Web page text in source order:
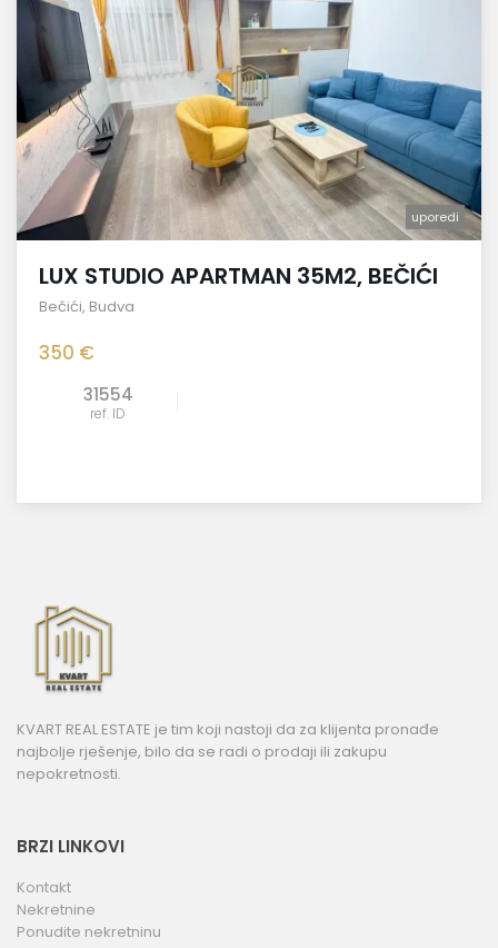
uporedi
LUX STUDIO APARTMAN 35M2, BEČIĆI
Bečići, Budva
350 €
31554
ref. ID
KVART REAL ESTATE je tim koji nastoji da za klijenta pronađe
najbolje rješenje, bilo da se radi o prodaji ili zakupu
nepokretnosti.
BRZI LINKOVI
Kontakt
Nekretnine
Ponudite nekretninu